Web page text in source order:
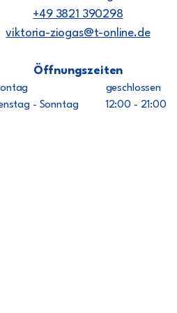
+49 3821 390298
viktoria-ziogas@t-online.de
Öffnungszeiten
geschlossen
- Sonntag 12:00 - 21:00